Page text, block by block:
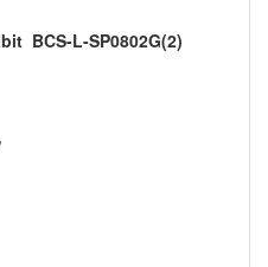
BCS-L-SP0802G(2)